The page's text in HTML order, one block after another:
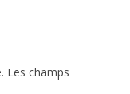
Les champs